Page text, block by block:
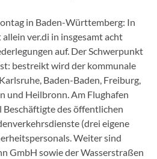
in Baden-Württemberg: In
ver.di in insgesamt acht
auf. Der Schwerpunkt
bestreikt wird der kommunale
Baden-Baden, Freiburg,
und Heilbronn. Am Flughafen
des öffentlichen
(drei eigene
Weiter sind
GmbH sowie der Wasserstraßen